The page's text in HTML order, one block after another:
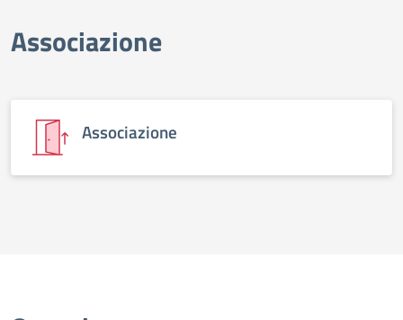
Associazione
Associazione